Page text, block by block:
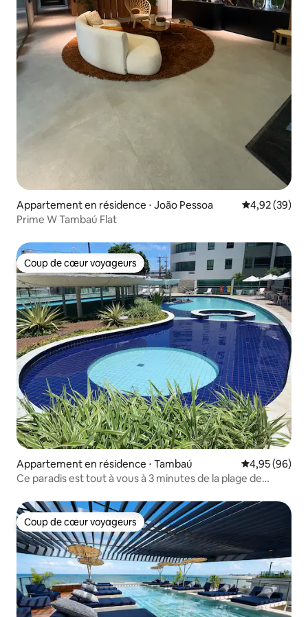
Appartement en résidence ⋅ João Pessoa Évaluation
4,92 (39)
Prime W Tambaú Flat
Coup de cœur voyageurs
Coup de cœur voyageurs
Appartement en résidence ⋅ Tambaú Évaluation
4,95 (96)
Ce paradis est tout à vous à 3 minutes de la plage de
Coup de cœur voyageurs
Coup de cœur voyageurs